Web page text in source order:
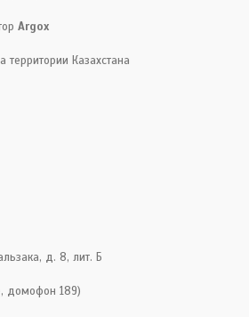
Argox
территории Казахстана
д. 8, лит. Б
домофон 189)